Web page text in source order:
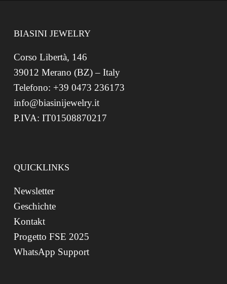
BIASINI JEWELRY
Corso Libertà, 146
39012 Merano (BZ) – Italy
Telefono: +39 0473 236173
info@biasinijewelry.it
P.IVA: IT01508870217
QUICKLINKS
Newsletter
Geschichte
Kontakt
Progetto FSE 2025
WhatsApp Support